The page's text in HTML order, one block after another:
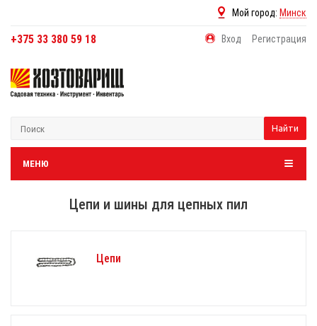
Мой город: Минск
+375 33 380 59 18 Вход Регистрация
Найти
МЕНЮ
Цепи и шины для цепных пил
Цепи